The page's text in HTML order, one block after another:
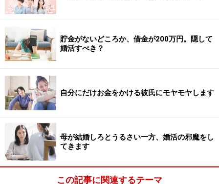
■みどりさん（35歳・サービス業）のお悩み
ぐ2カ月になります。
付き合う前に自己申告されていたのですが、彼は「次の
デートの約束」などの必要事項以外、あまり連絡を取ら
ないタイプです。
それでも付き合う前と、付き合った直後は、少しは雑談
のLINEにも応じてくれていたのですが、2週間ほどたっ
た今、必要事項以外の話には返信をくれなくなりまし
た。
貯金がないどころか、借金が200万円。隠して
婚活すべき？
自分にだけお金をかける彼氏にモヤモヤします
母が結婚しろとうるさい一方、婚活の邪魔をし
てきます
この記事に関連するテーマ